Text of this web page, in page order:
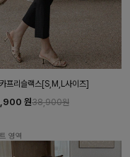
프리슬랙스[S,M,L사이즈]
원38,900원
영역